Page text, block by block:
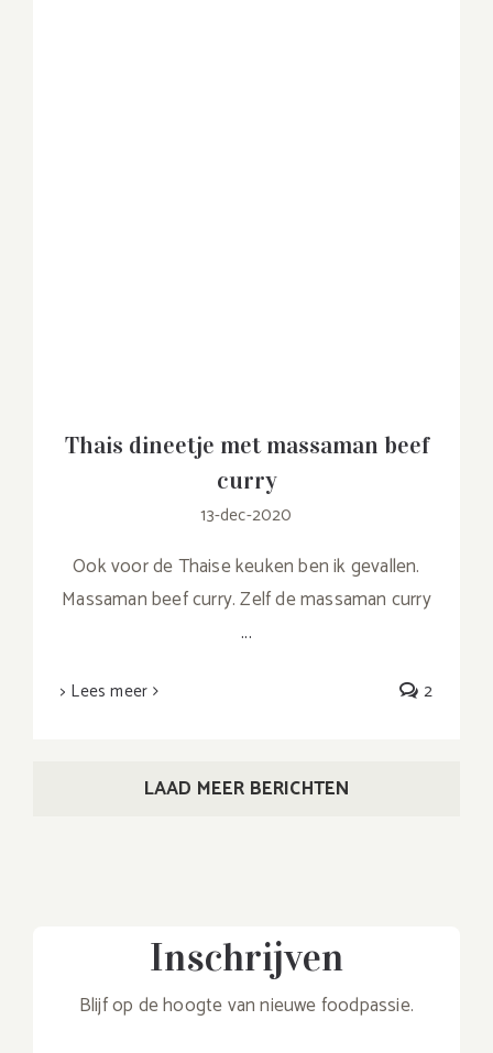
Thais dineetje met massaman beef
curry
13-dec-2020
Ook voor de Thaise keuken ben ik gevallen.
Massaman beef curry. Zelf de massaman curry
...
> Lees meer 2
LAAD MEER BERICHTEN
Inschrijven
Blijf op de hoogte van nieuwe foodpassie.